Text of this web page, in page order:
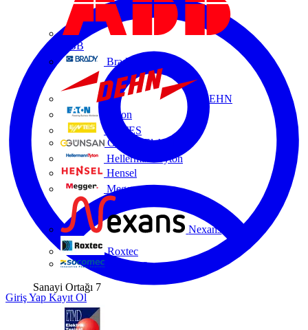
ABB
Brady
DEHN
Eaton
ENTES
Günsan Elektrik
HellermannTyton
Hensel
Megger
Nexans
Roxtec
Socomec
Sanayi Ortağı 7
Giriş Yap Kayıt Ol